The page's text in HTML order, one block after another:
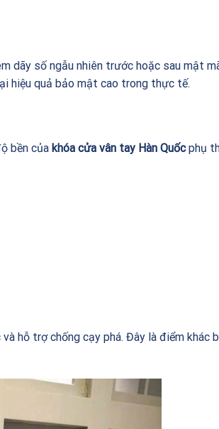
dãy số ngẫu nhiên trước hoặc sau mật
hiệu quả bảo mật cao trong thực tế.
bền của khóa cửa vân tay Hàn Quốcphụ
hỗ trợ chống cạy phá. Đây là điểm khác